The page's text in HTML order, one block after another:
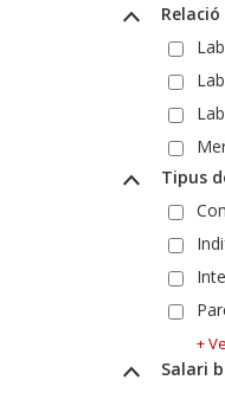
Tipus
+
Salari